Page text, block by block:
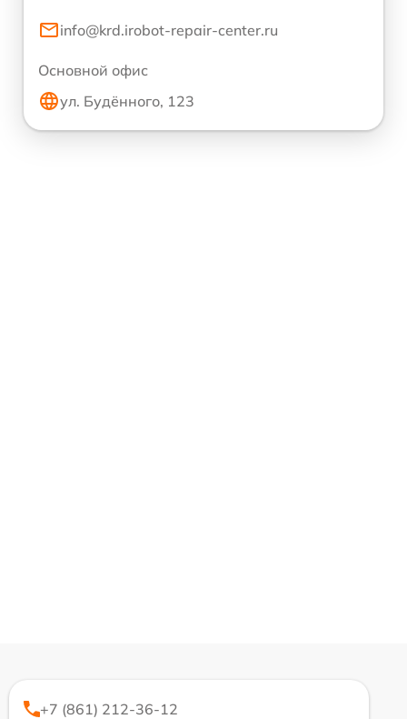
info@krd.irobot-repair-center.ru
Основной офис
ул. Будённого, 123
+7 (861) 212-36-12